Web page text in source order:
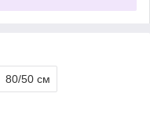
80/50 см